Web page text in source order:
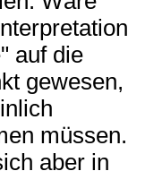
auf die
gewesen,
müssen.
aber in